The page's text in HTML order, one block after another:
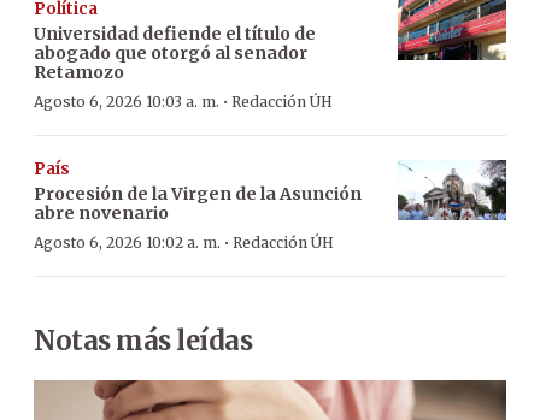
Política
Universidad defiende el título de
abogado que otorgó al senador
Retamozo
Agosto 6, 2026 10:03 a. m. · Redacción ÚH
País
Procesión de la Virgen de la Asunción
abre novenario
Agosto 6, 2026 10:02 a. m. · Redacción ÚH
Notas más leídas